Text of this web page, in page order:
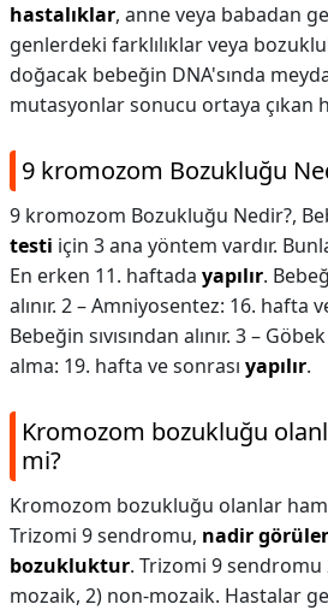
hastalıklar, anne veya babadan
genlerdeki farklılıklar veya
doğacak bebeğin DNA'sında
mutasyonlar sonucu ortaya çıkan
9 kromozom Bozukluğu
9 kromozom Bozukluğu Nedir?,
testi için 3 ana yöntem vardır.
En erken 11. haftada yapılır.
alınır. 2 – Amniyosentez: 16. hafta
Bebeğin sıvısından alınır. 3 –
alma: 19. hafta ve sonrası yapılır.
Kromozom bozukluğu
mi?
Kromozom bozukluğu olanlar
Trizomi 9 sendromu, nadir
bozukluktur. Trizomi 9
mozaik, 2) non-mozaik. Hastalar